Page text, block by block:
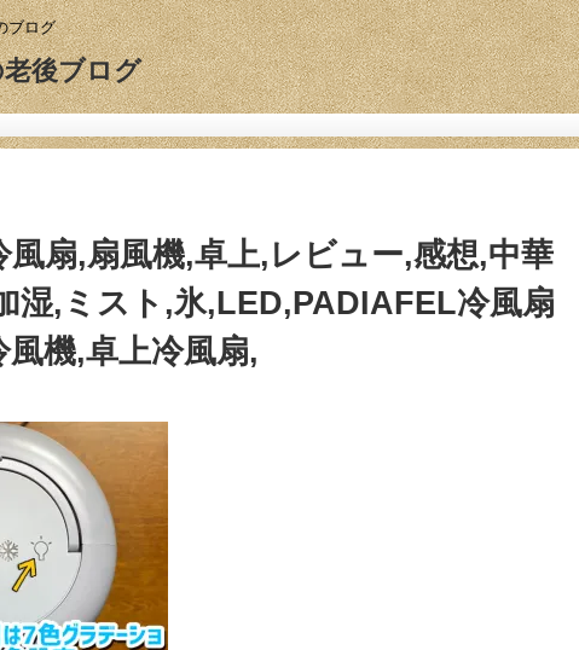
ブログ
後ブログ
扇,扇風機,卓上,レビュー,感想,中華
湿,ミスト,氷,LED,PADIAFEL冷風扇
機,卓上冷風扇,